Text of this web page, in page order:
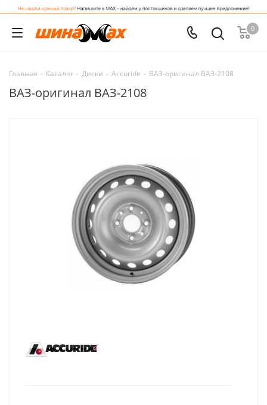
0
Главная - Каталог - Диски - Accuride - ВАЗ-оригинал ВАЗ-2108
ВАЗ-оригинал ВАЗ-2108